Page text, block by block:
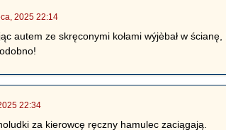
2025 22:14
autem ze skręconymi kołami wýjèbał w
22:34
za kierowcę ręczny hamulec zaciągają.